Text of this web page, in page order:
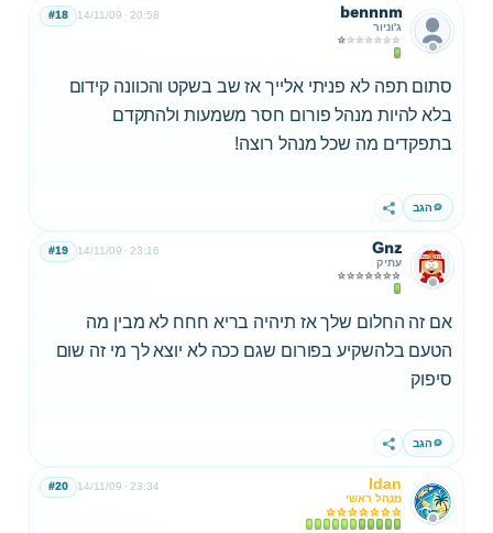
bennnm
ג'וניור
14/11/09 20:58
#18
סתום תפה לא פניתי אלייך אז שב בשקט והכוונה קידום
בלא להיות מנהל פורום חסר משמעות ולהתקדם
בתפקדים מה שכל מנהל רוצה!
הגב שתף
Gnz
עתיק
14/11/09 23:16
#19
אם זה החלום שלך אז תיהיה בריא חחח לא מבין מה
הטעם בלהשקיע בפורום שגם ככה לא יוצא לך מי זה שום
סיפוק
הגב שתף
Idan
מנהל ראשי
14/11/09 23:34
#20